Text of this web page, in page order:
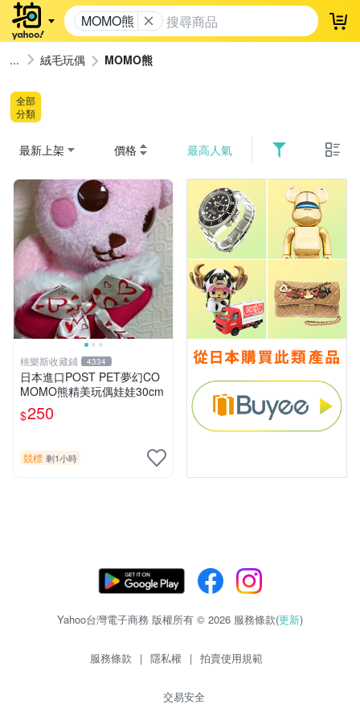
MOMO熊 登
絨毛玩偶 MOMO熊
全部
分類
最新上架 價格 最高人氣
桃樂斯收藏鋪 4334
日本進口POST PET夢幻CO
MOMO熊精美玩偶娃娃30cm
$250
競標 剩1小時
Yahoo台灣電子商務 版權所有 © 2026 服務條款(更新)
服務條款 | 隱私權 | 拍賣使用規範
交易安全